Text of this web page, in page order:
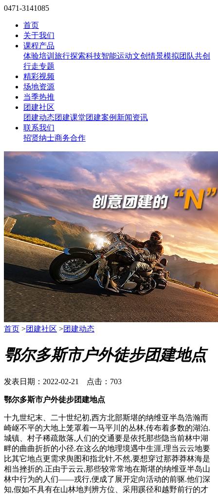
0471-3141085
首页
关于我们
课程产品
体验培训 旅行探索科技智能运动文创情景模拟团队共创
行走专题
精彩视频
场地资源
当季热推
团建社区
团建动态团建课堂团建案例 新闻资讯
联系我们
招贤纳士商务合作
首页 >团建社区 >团建动态
鄂尔多斯市户外徒步团建地点
发表日期：2022-02-21 点击：703
鄂尔多斯市户外徒步团建地点
十九世纪末、二十世纪初,西方北部斯堪的纳维亚半岛浩瀚而
崎岖不平的大地上笼罩着一马平川的丛林,传布着多数的湖泊.
城镇、村子稀疏散落,人们的交通要是依托那些隐当前林中湖
畔的曲曲折折的小径.在这么的地理境遇中生涯,理当云云地要
比其它地点更需求舆图和指北针,不然,要想穿过那莽莽林海是
相当挫折的.正由于云云,那些较常常地在斯堪的纳维亚半岛山
林中行为的人们——戎行,便成了展开定向活动的前驱.他们深
知,假如不具有在山林地判辨方位、采用蹊径和越野前行的才